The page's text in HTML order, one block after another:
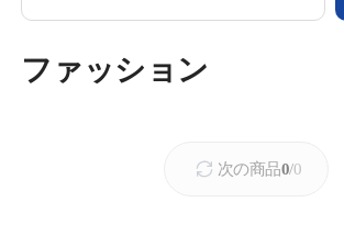
ファッション
次の商品0/0